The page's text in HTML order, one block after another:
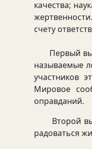
качества;
счету
Первый
называемые
участников
Мировое
оправданий.
Второй
радоваться